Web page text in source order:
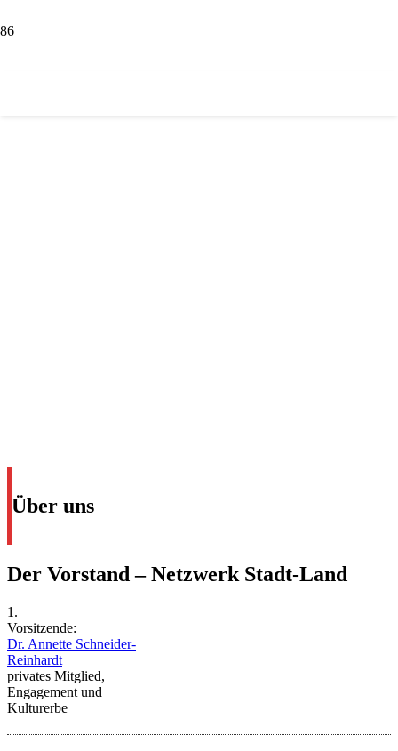
Über uns
Der Vorstand – Netzwerk Stadt-Land
1.
Vorsitzende:
Dr. Annette Schneider-
Reinhardt
privates Mitglied,
Engagement und
Kulturerbe